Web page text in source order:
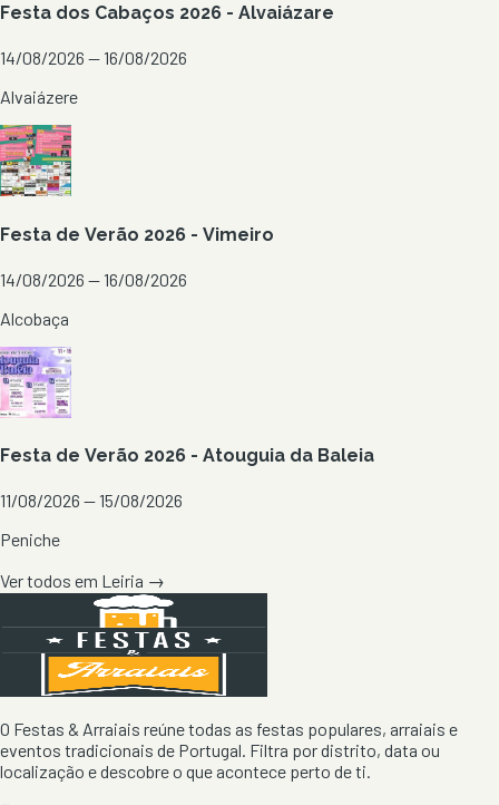
Festa dos Cabaços 2026 - Alvaiázare
14/08/2026 — 16/08/2026
Alvaiázere
Festa de Verão 2026 - Vimeiro
14/08/2026 — 16/08/2026
Alcobaça
Festa de Verão 2026 - Atouguia da Baleia
11/08/2026 — 15/08/2026
Peniche
Ver todos em Leiria →
O Festas & Arraiais reúne todas as festas populares, arraiais e
eventos tradicionais de Portugal. Filtra por distrito, data ou
localização e descobre o que acontece perto de ti.